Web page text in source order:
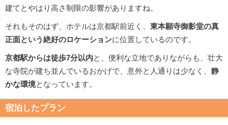
建てとやはり高さ制限の影響がありますね。
それもそのはず、ホテルは京都駅前近く、 東本願寺御影堂の真
正面という絶好のロケーションに位置しているのです。
京都駅からは徒歩7分以内と、便利な立地でありながらも、壮大
な寺院が建ち並んでいるおかげで、意外と人通りは少なく、 静
かな環境となっています。
宿泊したプラン